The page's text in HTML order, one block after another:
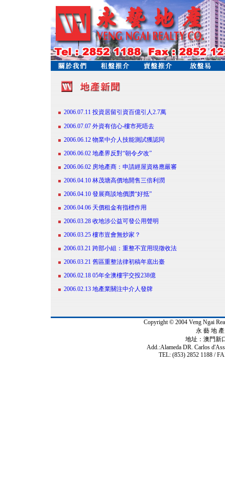
2006.07.11 投資居留引資百億引人2.7萬
2006.07.07 外資有信心‧樓市死唔去
2006.06.12 物業中介人技能測試獲認同
2006.06.02 地產界反對“朝令夕改”
2006.06.02 房地產商：申請經屋資格應嚴審
2006.04.10 林茂塘高價地開售三倍利潤
2006.04.10 發展商談地價讚“好抵”
2006.04.06 天價租金有指標作用
2006.03.28 收地涉公益可發公用聲明
2006.03.25 樓市豈會無炒家？
2006.03.21 跨部小組：重整不宜用現徵收法
2006.03.21 舊區重整法律初稿年底出臺
2006.02.18 05年全澳樓宇交投238億
2006.02.13 地產業關注中介人發牌
Copyright © 2004 Veng Ngai
永 藝 地
地址：澳門新
Add.:Alameda DR. Carlos
TEL: (853) 2852 1188 /